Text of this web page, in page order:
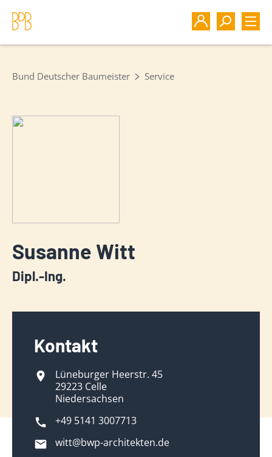
Bund Deutscher Baumeister Service
Susanne Witt
Dipl.-Ing.
Kontakt
Lüneburger Heerstr. 45
29223 Celle
Niedersachsen
+49 5141 3007713
witt@bwp-architekten.de